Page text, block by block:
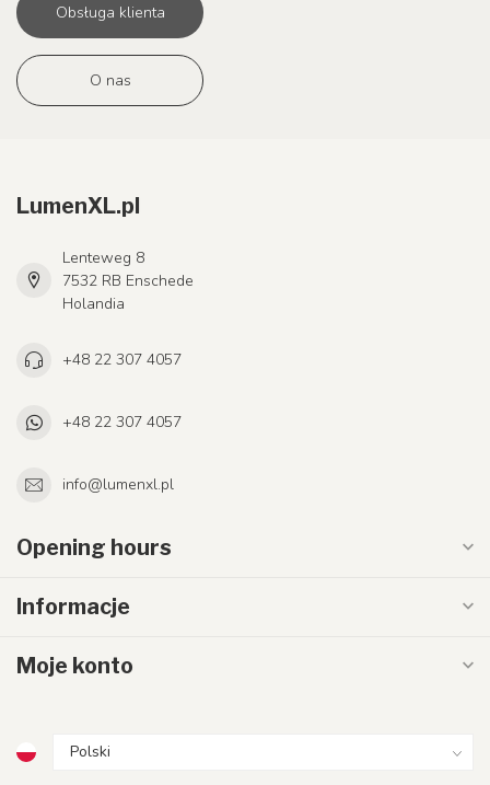
Obsługa klienta
O nas
LumenXL.pl
Lenteweg 8
7532 RB Enschede
Holandia
+48 22 307 4057
+48 22 307 4057
info@lumenxl.pl
Opening hours
Informacje
Moje konto